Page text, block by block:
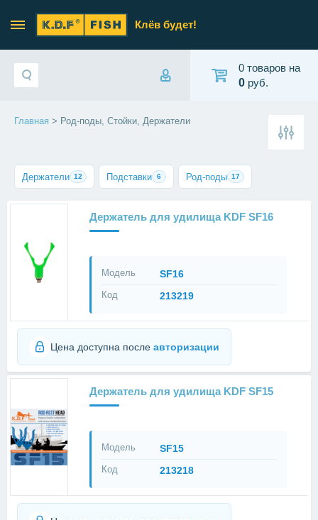
Клёв будет!
0 товаров на
0 руб.
Главная > Род-поды, Стойки, Держатели
Держатели 12 Подставки 6 Род-поды 17
Держатель для удилища KDF SF16
Модель SF16
Код 213219
Цена доступна после авторизации
Держатель для удилища KDF SF15
Модель SF15
Код 213218